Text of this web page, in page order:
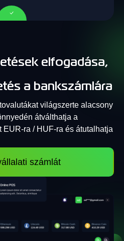
elfogadása,
a bankszámlára
világszerte alacsony
átválthatja a
EUR-ra / HUF-ra és átutalhatja
számlát